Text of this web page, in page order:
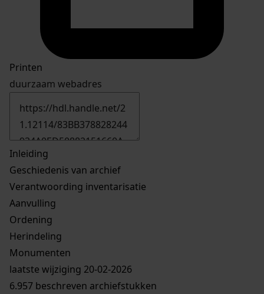
Printen
duurzaam webadres
Inleiding
Geschiedenis van archief
Verantwoording inventarisatie
Aanvulling
Ordening
Herindeling
Monumenten
laatste wijziging 20-02-2026
6.957 beschreven archiefstukken